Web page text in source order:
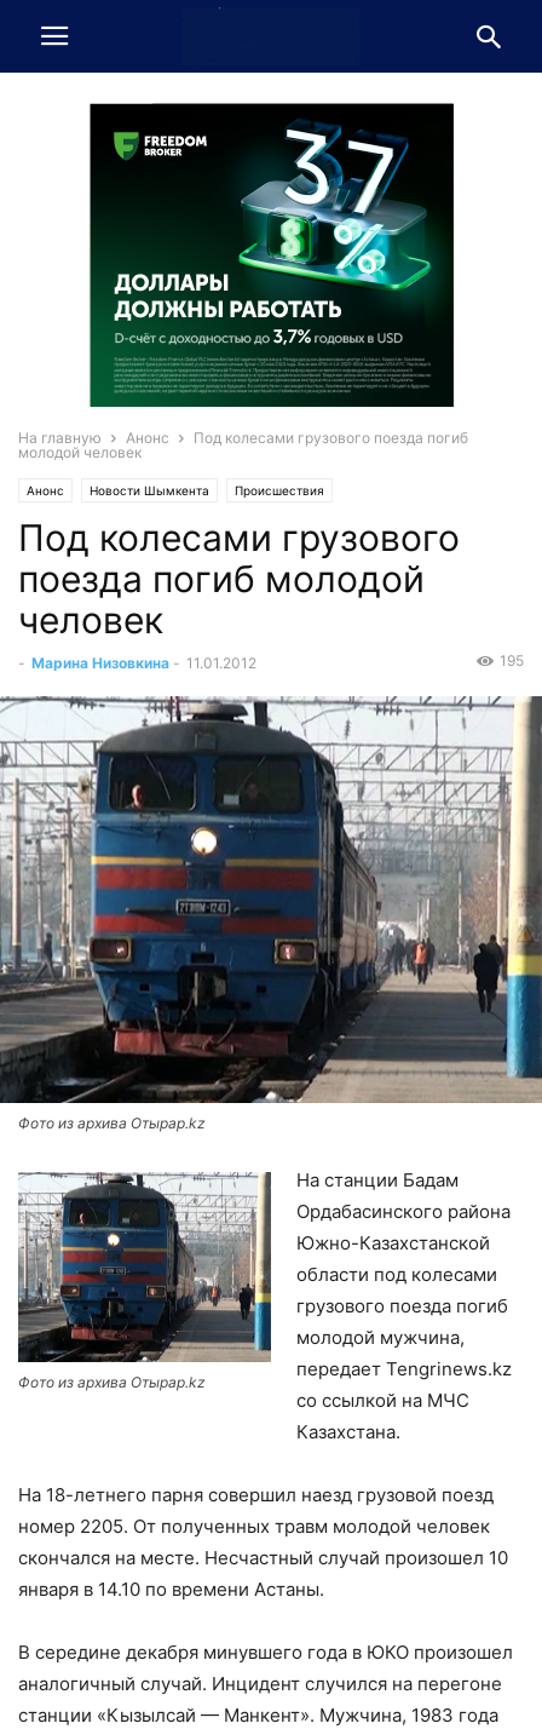
На главную Анонс
Под колесами грузового поезда погиб
молодой человек
Анонс Новости Шымкента Происшествия
Под колесами грузового
поезда погиб молодой
человек
- Марина Низовкина - 11.01.2012 195
Фото из архива Отырар.kz
Фото из архива Отырар.kz
На станции Бадам
Ордабасинского района
Южно-Казахстанской
области под колесами
грузового поезда погиб
молодой мужчина,
передает Tengrinews.kz
со ссылкой на МЧС
Казахстана.
На 18-летнего парня совершил наезд грузовой поезд
номер 2205. От полученных травм молодой человек
скончался на месте. Несчастный случай произошел 10
января в 14.10 по времени Астаны.
В середине декабря минувшего года в ЮКО произошел
аналогичный случай. Инцидент случился на перегоне
станции «Кызылсай — Манкент». Мужчина, 1983 года